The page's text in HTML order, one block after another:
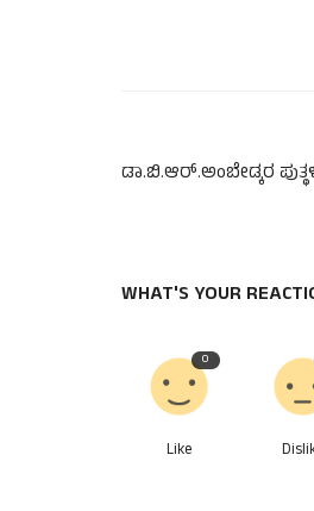
ಡಾ.ಬಿ.ಆರ್.ಅಂಬೇಡ್ಕರ
WHAT'S YOUR
0
Like